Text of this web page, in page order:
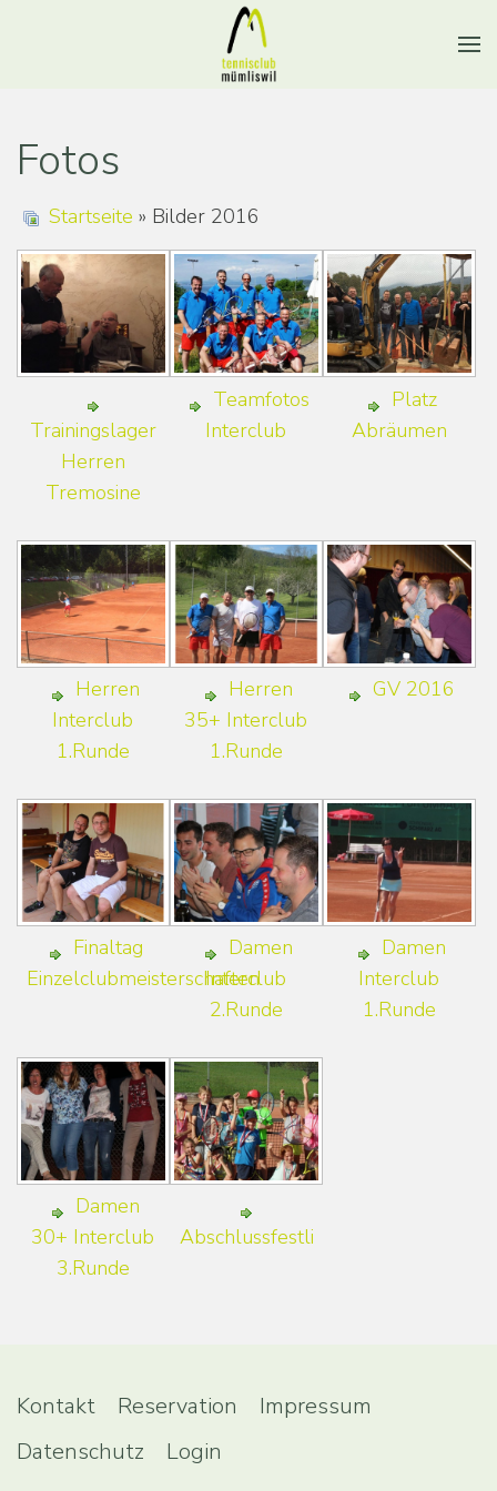
Fotos
Startseite » Bilder 2016
Trainingslager
Herren
Tremosine
Teamfotos
Interclub
Platz
Abräumen
Herren
Interclub
1.Runde
Herren
35+ Interclub
1.Runde
GV 2016
Finaltag
Einzelclubmeisterschaften
Damen
Interclub
2.Runde
Damen
Interclub
1.Runde
Damen
30+ Interclub
3.Runde
Abschlussfestli
Kontakt Reservation
Impressum
Datenschutz
Login